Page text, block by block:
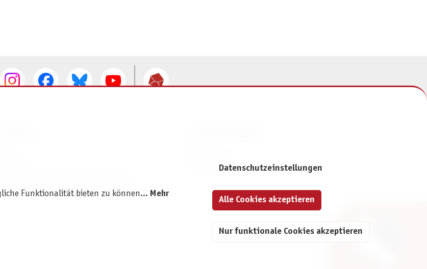
und Verpackungshinweise
Datenschutz
Funktionalität bieten zu können... Mehr
Datenschutzeinstellungen
Nur funktionale Cookies akzeptieren
Alle Cookies akzeptieren